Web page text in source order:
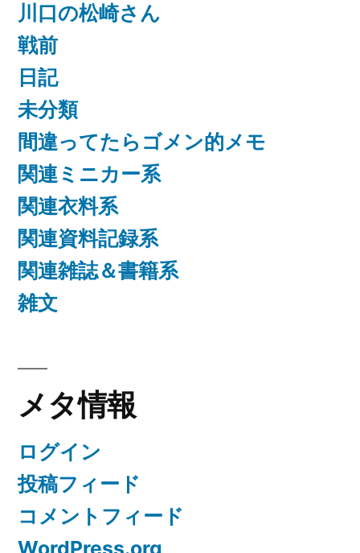
川口の松崎さん
戦前
日記
未分類
間違ってたらゴメン的メモ
関連ミニカー系
関連衣料系
関連資料記録系
関連雑誌＆書籍系
雑文
メタ情報
ログイン
投稿フィード
コメントフィード